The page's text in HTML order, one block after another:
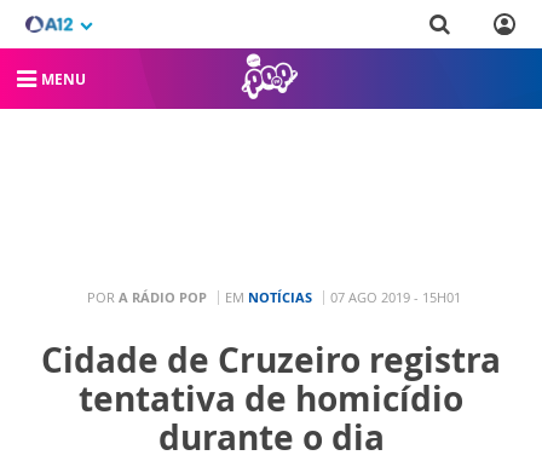
MENU
POR A RÁDIO POP EM NOTÍCIAS 07 AGO 2019 - 15H01
Cidade de Cruzeiro registra
tentativa de homicídio
durante o dia